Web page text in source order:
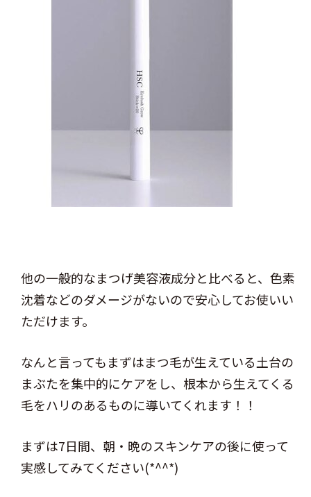
他の一般的なまつげ美容液成分と比べると、色素
沈着などのダメージがないので安心してお使いい
ただけます。
なんと言ってもまずはまつ毛が生えている土台の
まぶたを集中的にケアをし、根本から生えてくる
毛をハリのあるものに導いてくれます！！
まずは7日間、朝・晩のスキンケアの後に使って
実感してみてください(*^^*)